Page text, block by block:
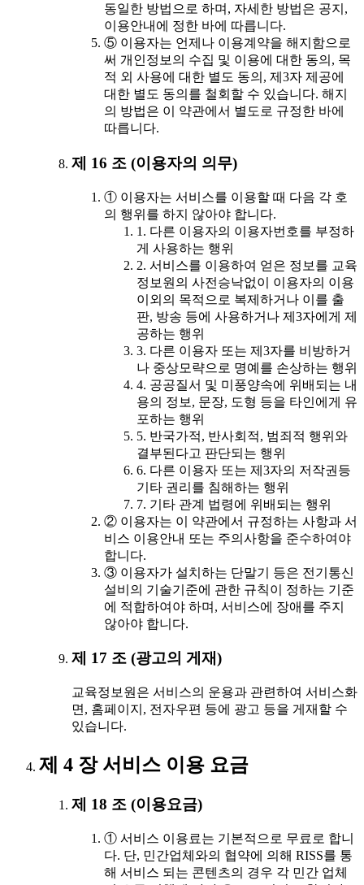
동일한 방법으로 하며, 자세한 방법은 공지,
이용안내에 정한 바에 따릅니다.
⑤ 이용자는 언제나 이용계약을 해지함으로
써 개인정보의 수집 및 이용에 대한 동의, 목
적 외 사용에 대한 별도 동의, 제3자 제공에
대한 별도 동의를 철회할 수 있습니다. 해지
의 방법은 이 약관에서 별도로 규정한 바에
따릅니다.
제 16 조 (이용자의 의무)
① 이용자는 서비스를 이용할 때 다음 각 호
의 행위를 하지 않아야 합니다.
1. 다른 이용자의 이용자번호를 부정하
게 사용하는 행위
2. 서비스를 이용하여 얻은 정보를 교육
정보원의 사전승낙없이 이용자의 이용
이외의 목적으로 복제하거나 이를 출
판, 방송 등에 사용하거나 제3자에게 제
공하는 행위
3. 다른 이용자 또는 제3자를 비방하거
나 중상모략으로 명예를 손상하는 행위
4. 공공질서 및 미풍양속에 위배되는 내
용의 정보, 문장, 도형 등을 타인에게 유
포하는 행위
5. 반국가적, 반사회적, 범죄적 행위와
결부된다고 판단되는 행위
6. 다른 이용자 또는 제3자의 저작권등
기타 권리를 침해하는 행위
7. 기타 관계 법령에 위배되는 행위
② 이용자는 이 약관에서 규정하는 사항과 서
비스 이용안내 또는 주의사항을 준수하여야
합니다.
③ 이용자가 설치하는 단말기 등은 전기통신
설비의 기술기준에 관한 규칙이 정하는 기준
에 적합하여야 하며, 서비스에 장애를 주지
않아야 합니다.
제 17 조 (광고의 게재)
교육정보원은 서비스의 운용과 관련하여 서비스화
면, 홈페이지, 전자우편 등에 광고 등을 게재할 수
있습니다.
제 4 장 서비스 이용 요금
제 18 조 (이용요금)
① 서비스 이용료는 기본적으로 무료로 합니
다. 단, 민간업체와의 협약에 의해 RISS를 통
해 서비스 되는 콘텐츠의 경우 각 민간 업체